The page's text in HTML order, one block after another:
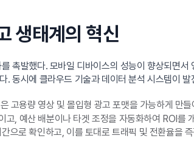
생태계의 혁신
촉발했다. 모바일 디바이스의 성능이 향상되면
. 동시에 클라우드 기술과 데이터 분석 시스템이
고용량 영상 및 몰입형 광고 포맷을 가능하게 만
고, 예산 배분이나 타겟 조정을 자동화하여 ROI를
으로 확인하고, 이를 토대로 트래픽 및 전환율을